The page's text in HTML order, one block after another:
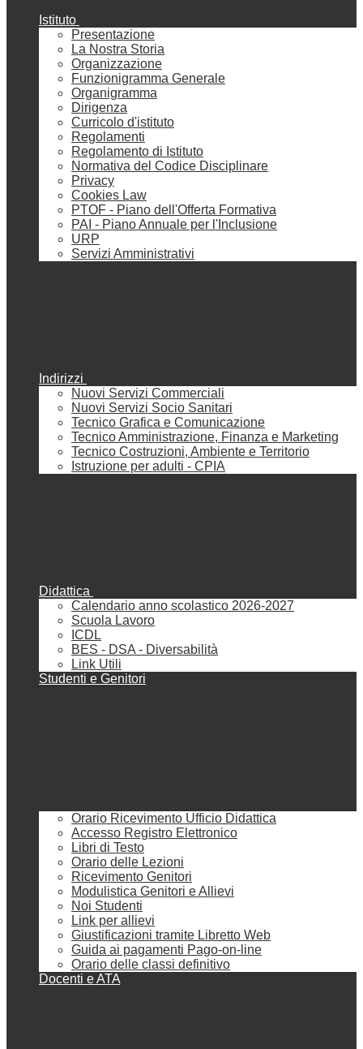
Istituto
Presentazione
La Nostra Storia
Organizzazione
Funzionigramma Generale
Organigramma
Dirigenza
Curricolo d'istituto
Regolamenti
Regolamento di Istituto
Normativa del Codice Disciplinare
Privacy
Cookies Law
PTOF - Piano dell'Offerta Formativa
PAI - Piano Annuale per l'Inclusione
URP
Servizi Amministrativi
Indirizzi
Nuovi Servizi Commerciali
Nuovi Servizi Socio Sanitari
Tecnico Grafica e Comunicazione
Tecnico Amministrazione, Finanza e Marketing
Tecnico Costruzioni, Ambiente e Territorio
Istruzione per adulti - CPIA
Didattica
Calendario anno scolastico 2026-2027
Scuola Lavoro
ICDL
BES - DSA - Diversabilità
Link Utili
Studenti e Genitori
Orario Ricevimento Ufficio Didattica
Accesso Registro Elettronico
Libri di Testo
Orario delle Lezioni
Ricevimento Genitori
Modulistica Genitori e Allievi
Noi Studenti
Link per allievi
Giustificazioni tramite Libretto Web
Guida ai pagamenti Pago-on-line
Orario delle classi definitivo
Docenti e ATA